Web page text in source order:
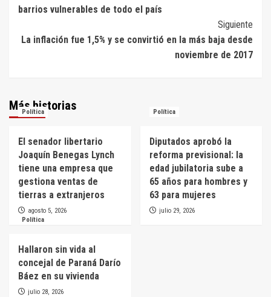
barrios vulnerables de todo el país
Siguiente
La inflación fue 1,5% y se convirtió en la más baja desde
noviembre de 2017
Más historias
Política
El senador libertario
Joaquín Benegas Lynch
tiene una empresa que
gestiona ventas de
tierras a extranjeros
agosto 5, 2026
Política
Diputados aprobó la
reforma previsional: la
edad jubilatoria sube a
65 años para hombres y
63 para mujeres
julio 29, 2026
Política
Hallaron sin vida al
concejal de Paraná Darío
Báez en su vivienda
julio 28, 2026